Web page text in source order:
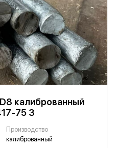
калиброванный
75 3
Производство
калиброванный